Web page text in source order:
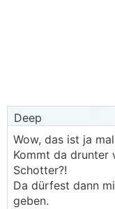
Deep
Wow, das ist ja
Kommt da drunter
Schotter?!
Da dürfest dann
geben.